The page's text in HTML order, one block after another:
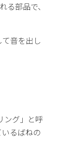
部品で、
音を出し
ング」と呼
るばねの